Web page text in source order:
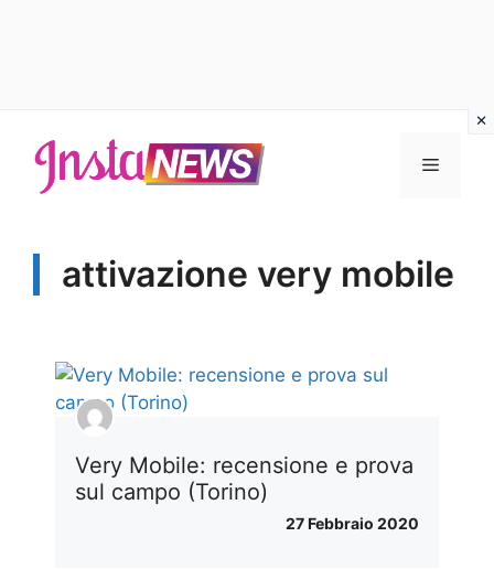
contenuto
Menu
attivazione very mobile
Very Mobile: recensione e prova
sul campo (Torino)
27 Febbraio 2020